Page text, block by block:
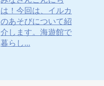
は！今回は、イルカ
のあそびについて紹
介します。海遊館で
暮らし...